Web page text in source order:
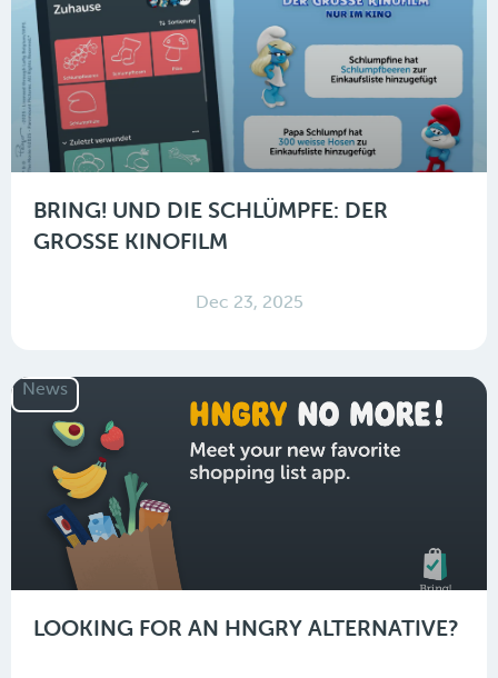
BRING! UND DIE SCHLÜMPFE: DER
GROSSE KINOFILM
Dec 23, 2025
News
LOOKING FOR AN HNGRY ALTERNATIVE?